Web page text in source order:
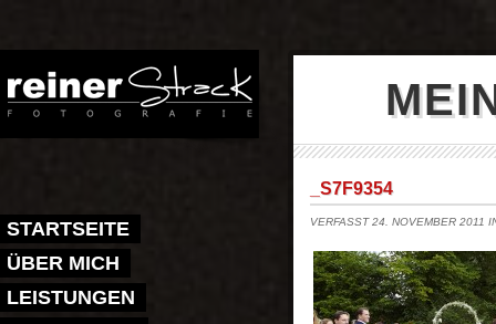
STARTSEITE
ÜBER MICH
LEISTUNGEN
_S7F9354
VERFASST 24. NOVEMBER 2011